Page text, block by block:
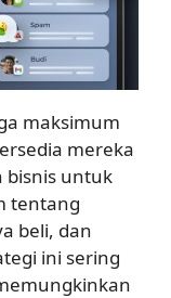
maksimum
mereka
bisnis untuk
tentang
beli, dan
ini sering